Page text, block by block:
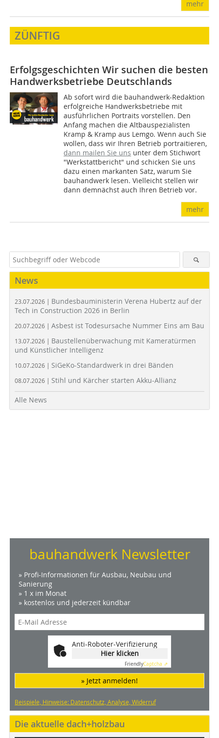
mehr
ZÜNFTIG
Erfolgsgeschichten Wir suchen die besten
Handwerksbetriebe Deutschlands
Ab sofort wird die bauhandwerk-Redaktion
erfolgreiche Handwerksbetriebe mit
ausführlichen Portraits vorstellen. Den
Anfang machen die Altbauspezialisten
Kramp & Kramp aus Lemgo. Wenn auch Sie
wollen, dass wir Ihren Betrieb portraitieren,
dann mailen Sie uns unter dem Stichwort
"Werkstattbericht" und schicken Sie uns
dazu einen markanten Satz, warum Sie
bauhandwerk lesen. Vielleicht stellen wir
dann demnächst auch Ihren Betrieb vor.
mehr
News
23.07.2026 | Bundesbauministerin Verena Hubertz auf der
Tech in Construction 2026 in Berlin
20.07.2026 | Asbest ist Todesursache Nummer Eins am Bau
13.07.2026 | Baustellenüberwachung mit Kameratürmen
und Künstlicher Intelligenz
10.07.2026 | SiGeKo-Standardwerk in drei Bänden
08.07.2026 | Stihl und Kärcher starten Akku-Allianz
Alle News
bauhandwerk Newsletter
» Profi-Informationen für Ausbau, Neubau und
Sanierung
» 1 x im Monat
» kostenlos und jederzeit kündbar
Anti-Roboter-Verifizierung
Hier klicken
FriendlyCaptcha ⇗
» Jetzt anmelden!
Beispiele, Hinweise: Datenschutz, Analyse, Widerruf
Die aktuelle dach+holzbau